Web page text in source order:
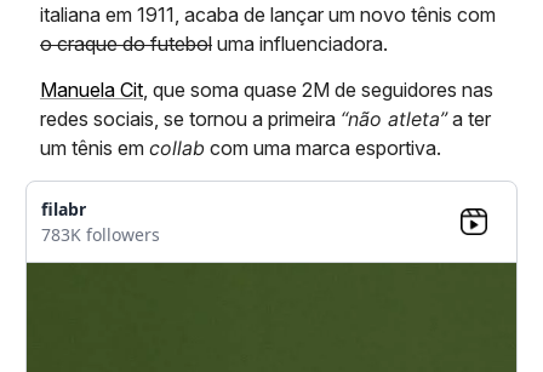
italiana em 1911, acaba de lançar um novo tênis com
o craque do futebol uma influenciadora.
Manuela Cit, que soma quase 2M de seguidores nas
redes sociais, se tornou a primeira “não atleta”a ter
um tênis em collab com uma marca esportiva.
filabr
783K followers